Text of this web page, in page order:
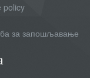
policy
за запошљавање